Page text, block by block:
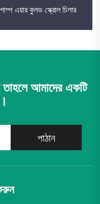
পাম্প এয়ার কুলড স্ক্রোল চিলার
আমাদের একটি
পাঠান